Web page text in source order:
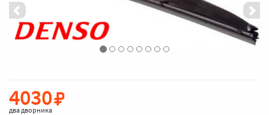
4030
два дворника